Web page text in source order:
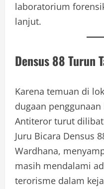
laboratorium
lanjut.
Densus 88 Turun
Karena temuan di
dugaan penggunaan
Antiteror turut
Juru Bicara Densus
Wardhana,
masih mendalami
terorisme dalam